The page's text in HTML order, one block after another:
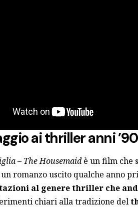
ai thriller anni ’90
– The Housemaidè un film che
romanzo uscito qualche anno
al genere thriller che
chiari alla tradizione del